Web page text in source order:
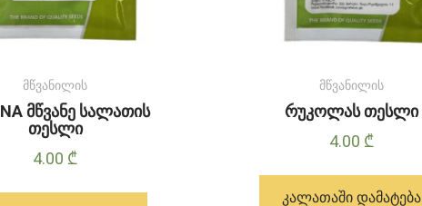
მწვანილის
მწვანე სალათის
თესლი
4.00 ₾
მწვანილის
რუკოლას თესლი
4.00 ₾
ᲙᲐᲚᲐᲗᲐᲨᲘ ᲓᲐᲛᲐᲢᲔᲑᲐ